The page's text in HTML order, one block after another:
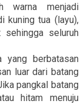
warna menjadi
kuning tua (layu),
seluruh
yang berbatasan
luar dari batang
pangkal batang
hitam menuju